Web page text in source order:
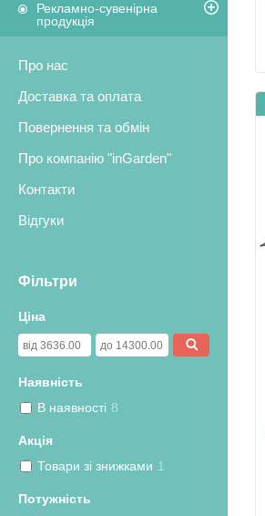
Рекламно-сувенірна
продукція
Про нас
Доставка та оплата
Повернення та обмін
Про компанію "inGarden"
Контакти
Відгуки
Фільтри
Ціна
Наявність
В наявності 8
Акція
Товари зі знижками 1
Потужність